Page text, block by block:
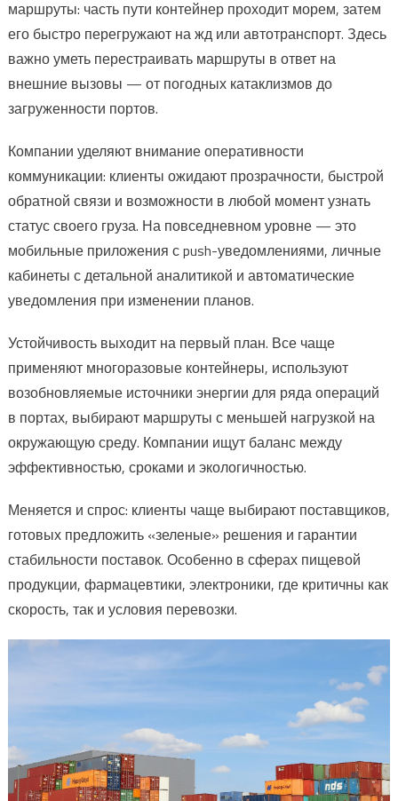
маршруты: часть пути контейнер проходит морем, затем
его быстро перегружают на жд или автотранспорт. Здесь
важно уметь перестраивать маршруты в ответ на
внешние вызовы — от погодных катаклизмов до
загруженности портов.
Компании уделяют внимание оперативности
коммуникации: клиенты ожидают прозрачности, быстрой
обратной связи и возможности в любой момент узнать
статус своего груза. На повседневном уровне — это
мобильные приложения с push-уведомлениями, личные
кабинеты с детальной аналитикой и автоматические
уведомления при изменении планов.
Устойчивость выходит на первый план. Все чаще
применяют многоразовые контейнеры, используют
возобновляемые источники энергии для ряда операций
в портах, выбирают маршруты с меньшей нагрузкой на
окружающую среду. Компании ищут баланс между
эффективностью, сроками и экологичностью.
Меняется и спрос: клиенты чаще выбирают поставщиков,
готовых предложить «зеленые» решения и гарантии
стабильности поставок. Особенно в сферах пищевой
продукции, фармацевтики, электроники, где критичны как
скорость, так и условия перевозки.